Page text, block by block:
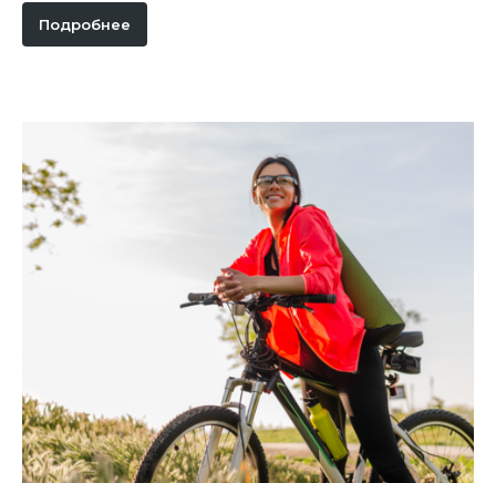
Подробнее